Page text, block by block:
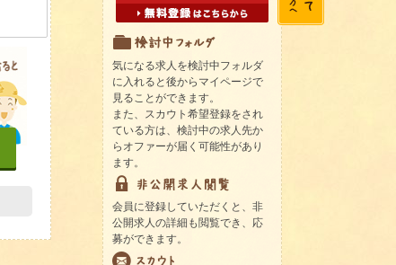
気になる求人を検討中フォルダ
に入れると後からマイページで
見ることができます。
また、スカウト希望登録をされ
ている方は、検討中の求人先か
らオファーが届く可能性があり
ます。
会員に登録していただくと、非
公開求人の詳細も閲覧でき、応
募ができます。